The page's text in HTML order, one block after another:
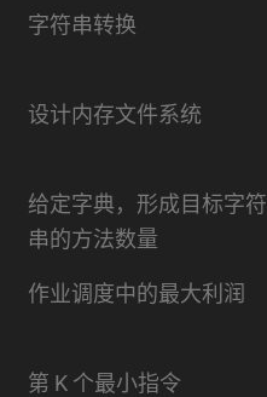
常见面试题
字符串转换
设计内存文件系统
给定字典，形成目标字符
串的方法数量
作业调度中的最大利润
第 K 个最小指令